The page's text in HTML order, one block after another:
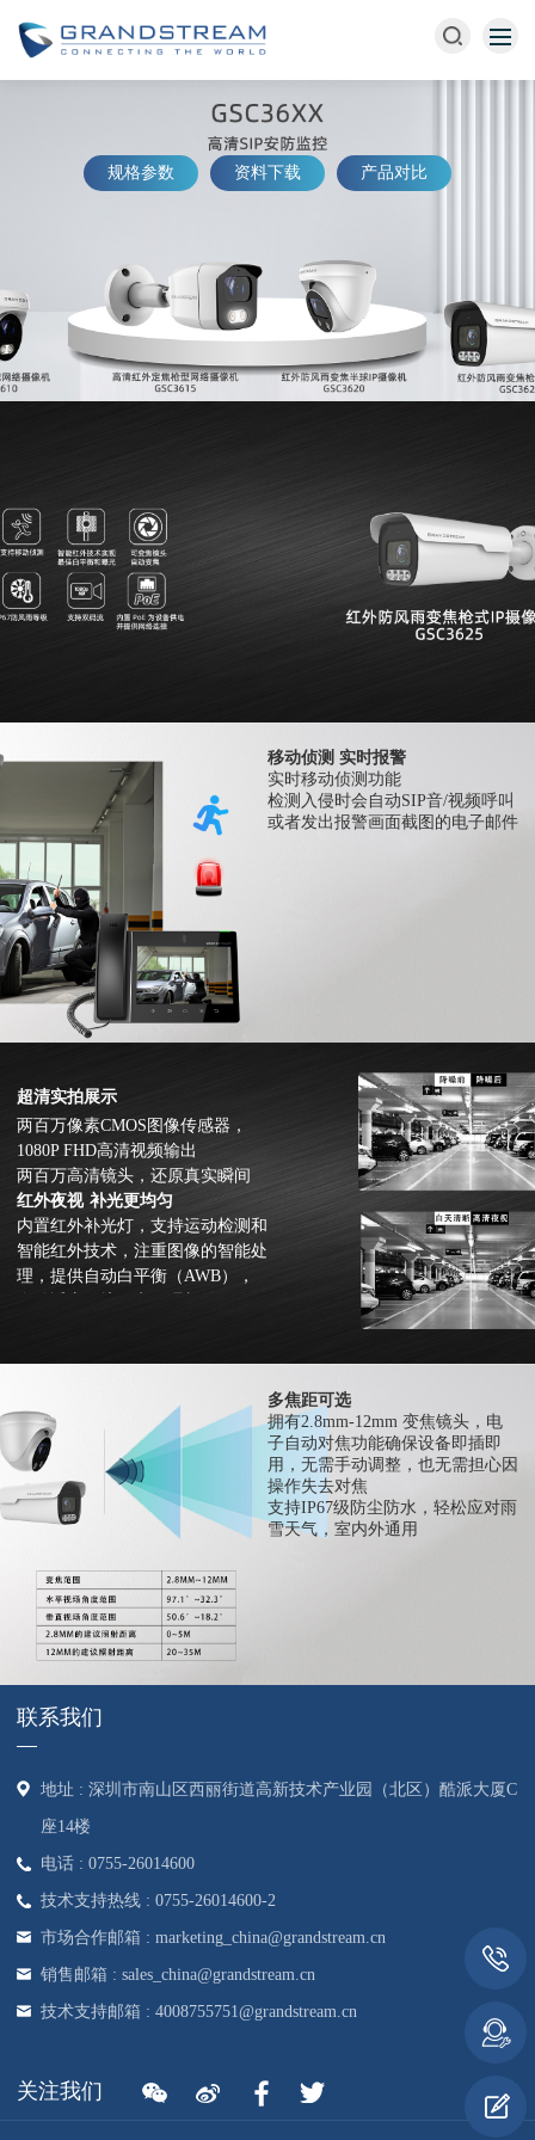
规格参数 资料下载 产品对比
移动侦测 实时报警
实时移动侦测功能
检测入侵时会自动SIP音/视频呼叫
或者发出报警画面截图的电子邮件
超清实拍展示
两百万像素CMOS 图像传感器，
1080P FHD高清视频输出
两百万高清镜头，还原真实瞬间
红外夜视 补光更均匀
内置红外补光灯，支持运动检测和
智能红外技术，注重图像的智能处
理，提供自动白平衡（ AWB），
多焦距可选
拥有2.8mm-12mm 变焦镜头，电
子自动对焦功能确保设备即插即
用， 无需手动调整，也无需担心因
操作失去对焦
支持IP67级防尘防水，轻松应对雨
雪天气，室内外通用
联系我们
地址 : 深圳市南山区西丽街道高新技术产业园（北区）酷派大厦C
座14楼
电话 : 0755-26014600
技术支持热线 : 0755-26014600-2
市场合作邮箱 : marketing_china@grandstream.cn
销售邮箱 : sales_china@grandstream.cn
技术支持邮箱 : 4008755751@grandstream.cn
关注我们